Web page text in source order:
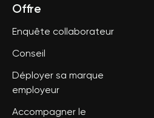
Offre
Enquête collaborateur
Conseil
Déployer sa marque
employeur
Accompagner le